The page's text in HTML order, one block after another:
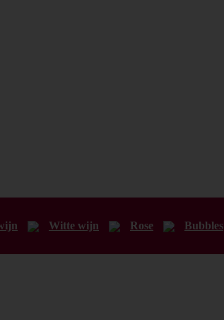
Witte wijn Rose Bubbles